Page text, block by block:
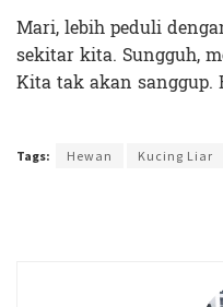
Mari, lebih peduli
sekitar kita. Sungguh,
Kita tak akan sanggup.
Tags: Hewan Kucing Liar